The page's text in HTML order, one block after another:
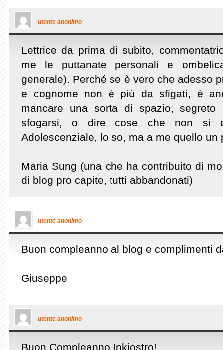
utente anonimo
Lettrice da prima di subito,
me le puttanate personali e
generale). Perché se è vero che adesso
e cognome non è più da sfigati, è
mancare una sorta di spazio, segreto
sfogarsi, o dire cose che non si
Adolescenziale, lo so, ma a me quello un
Maria Sung (una che ha contribuito di
di blog pro capite, tutti abbandonati)
utente anonimo
Buon compleanno al blog e complimenti
Giuseppe
utente anonimo
Buon Compleanno Inkiostro!